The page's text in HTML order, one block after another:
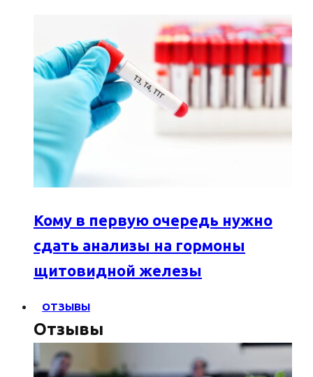
Кому в первую очередь нужно
сдать анализы на гормоны
щитовидной железы
ОТЗЫВЫ
Отзывы